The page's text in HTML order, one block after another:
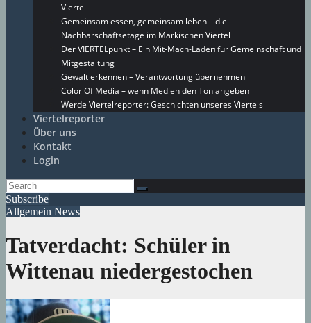
Viertel
Gemeinsam essen, gemeinsam leben – die
Nachbarschaftsetage im Märkischen Viertel
Der VIERTELpunkt – Ein Mit-Mach-Laden für Gemeinschaft und
Mitgestaltung
Gewalt erkennen – Verantwortung übernehmen
Color Of Media – wenn Medien den Ton angeben
Werde Viertelreporter: Geschichten unseres Viertels
Viertelreporter
Über uns
Kontakt
Login
Subscribe
Allgemein News
Tatverdacht: Schüler in
Wittenau niedergestochen